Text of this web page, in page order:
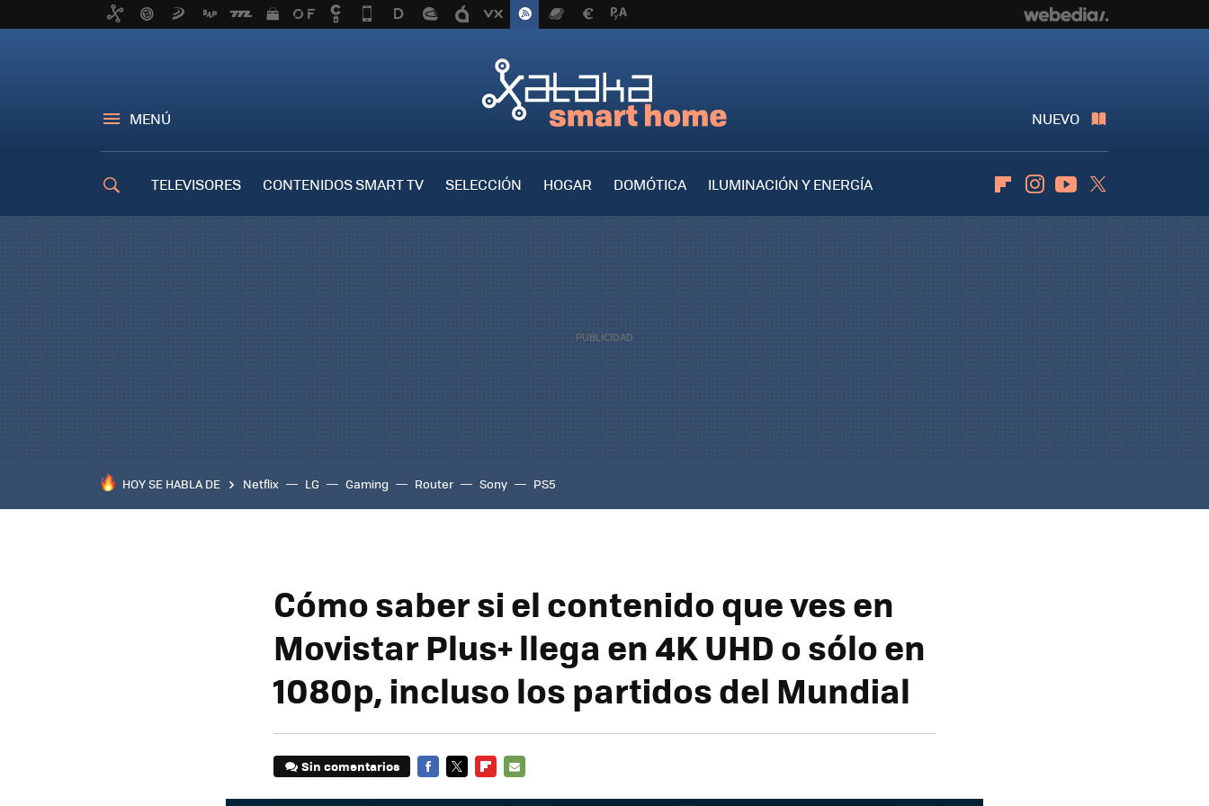
MENÚ NUEVO
TELEVISORES CONTENIDOS SMART TV SELECCIÓN HOGAR DOMÓTICA
ILUMINACIÓN Y ENERGÍA
FlipboardInstagramYoutube
HOY SE HABLA DE Netflix LG Gaming Router Sony PS5
Cómo saber si el contenido que ves en
Movistar Plus+ llega en 4K UHD o sólo en
1080p, incluso los partidos del Mundial
Sin comentarios